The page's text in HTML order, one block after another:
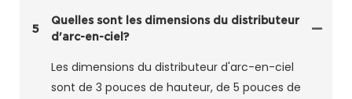
5
Quelles sont les dimensions du distributeur
d'arc-en-ciel?
Les dimensions du distributeur d'arc-en-ciel
sont de 3 pouces de hauteur, de 5 pouces de